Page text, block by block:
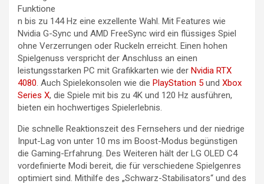
Funktione
n bis zu 144 Hz eine exzellente Wahl. Mit Features wie
Nvidia G-Sync und AMD FreeSync wird ein flüssiges Spiel
ohne Verzerrungen oder Ruckeln erreicht. Einen hohen
Spielgenuss verspricht der Anschluss an einen
leistungsstarken PC mit Grafikkarten wie der Nvidia RTX
4080. Auch Spielekonsolen wie die PlayStation 5 und Xbox
Series X, die Spiele mit bis zu 4K und 120 Hz ausführen,
bieten ein hochwertiges Spielerlebnis.
Die schnelle Reaktionszeit des Fernsehers und der niedrige
Input-Lag von unter 10 ms im Boost-Modus begünstigen
die Gaming-Erfahrung. Des Weiteren hält der LG OLED C4
vordefinierte Modi bereit, die für verschiedene Spielgenres
optimiert sind. Mithilfe des „Schwarz-Stabilisators“ und des